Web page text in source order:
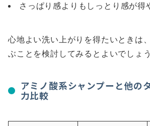
さっぱり感よりもしっとり感が得
心地よい洗い上がりを得たいときは
ぶことを検討してみるとよいでしょう
アミノ酸系シャンプーと他の
力比較